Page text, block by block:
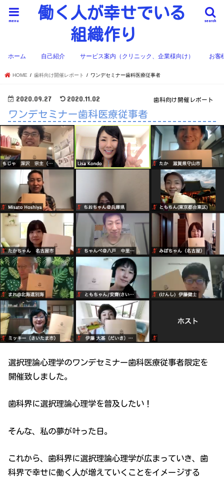
働く人が幸せでいる
組織作り
search
menu
ホーム 自己紹介 サービス案内（クリニック、企業様向け） お客
HOME 歯科向け開催レポート ワンデセミナー歯科医療従事者
歯科向け開催レポート
2020.09.27 2020.11.02
ワンデセミナー歯科医療従事者
選択理論心理学のワンデセミナー歯科医療従事者限定を
開催致しました。
歯科界に選択理論心理学を普及したい！
そんな、私の夢が叶った日。
これから、歯科界に選択理論心理学が広まっていき、歯
科界で幸せに働く人が増えていくことをイメージする